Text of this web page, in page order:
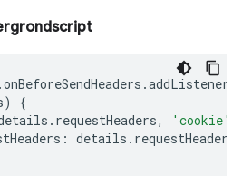
.onBeforeSendHeaders .addListener
)
{
. requestHeaders, 'cookie'
: details . requestHeaders